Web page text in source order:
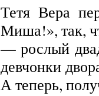
Тетя Вера
Миша!», так,
— рослый
девчонки
А теперь,